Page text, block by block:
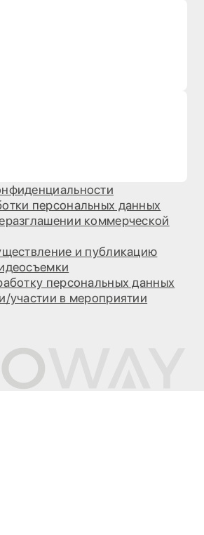
персональных данных
коммерческой
и публикацию
персональных данных
участии в мероприятии